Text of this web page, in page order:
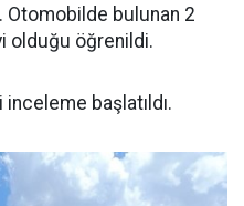
Otomobilde bulunan 2
olduğu öğrenildi.
inceleme başlatıldı.